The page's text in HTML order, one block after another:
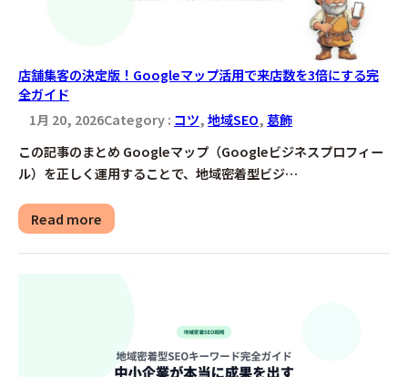
店舗集客の決定版！Googleマップ活用で来店数を3倍にする完
全ガイド
1月 20, 2026Category : コツ, 地域SEO, 葛飾
この記事のまとめ Googleマップ（Googleビジネスプロフィー
ル）を正しく運用することで、地域密着型ビジ…
Read more